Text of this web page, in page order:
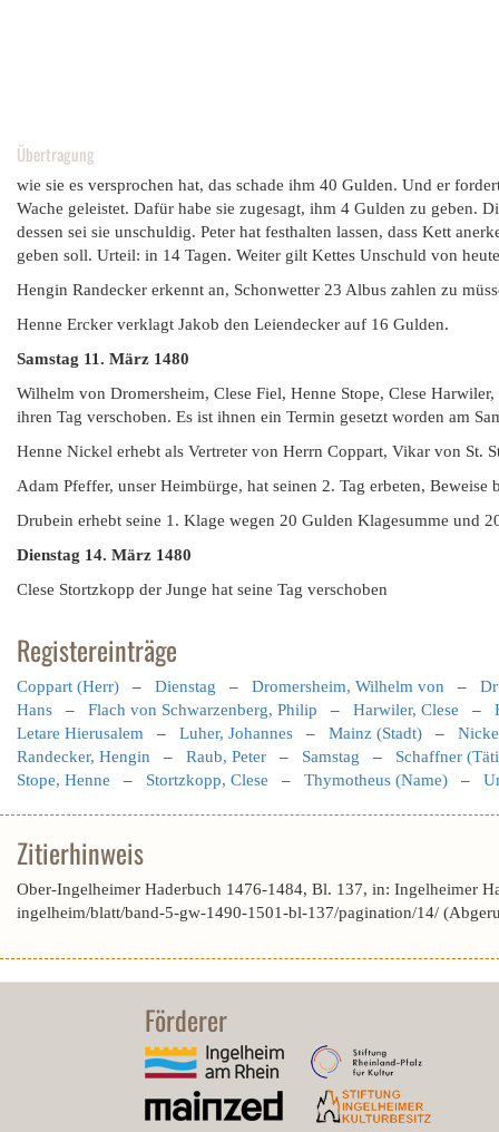
Übertragung
wie sie es versprochen hat, das schade ihm 40 Gulden. Und er
Wache geleistet. Dafür habe sie zugesagt, ihm 4 Gulden zu geben.
dessen sei sie unschuldig. Peter hat festhalten lassen, dass Kett
geben soll. Urteil: in 14 Tagen. Weiter gilt Kettes Unschuld von
Hengin Randecker erkennt an, Schonwetter 23 Albus zahlen zu
Henne Ercker verklagt Jakob den Leiendecker auf 16 Gulden.
Samstag 11. März 1480
Wilhelm von Dromersheim, Clese Fiel, Henne Stope, Clese
ihren Tag verschoben. Es ist ihnen ein Termin gesetzt worden am
Henne Nickel erhebt als Vertreter von Herrn Coppart, Vikar von St.
Adam Pfeffer, unser Heimbürge, hat seinen 2. Tag erbeten, Beweise
Drubein erhebt seine 1. Klage wegen 20 Gulden Klagesumme und
Dienstag 14. März 1480
Clese Stortzkopp der Junge hat seine Tag verschoben
Registereinträge
Coppart (Herr) – Dienstag – Dromersheim, Wilhelm von –
Hans – Flach von Schwarzenberg, Philip – Harwiler, Clese –
Letare Hierusalem – Luher, Johannes – Mainz (Stadt) –
Randecker, Hengin – Raub, Peter – Samstag – Schaffner
Stope, Henne – Stortzkopp, Clese – Thymotheus (Name) –
Zitierhinweis
Ober-Ingelheimer Haderbuch 1476-1484, Bl. 137, in: Ingelheimer
ingelheim/blatt/band-5-gw-1490-1501-bl-137/pagination/14/
Förderer